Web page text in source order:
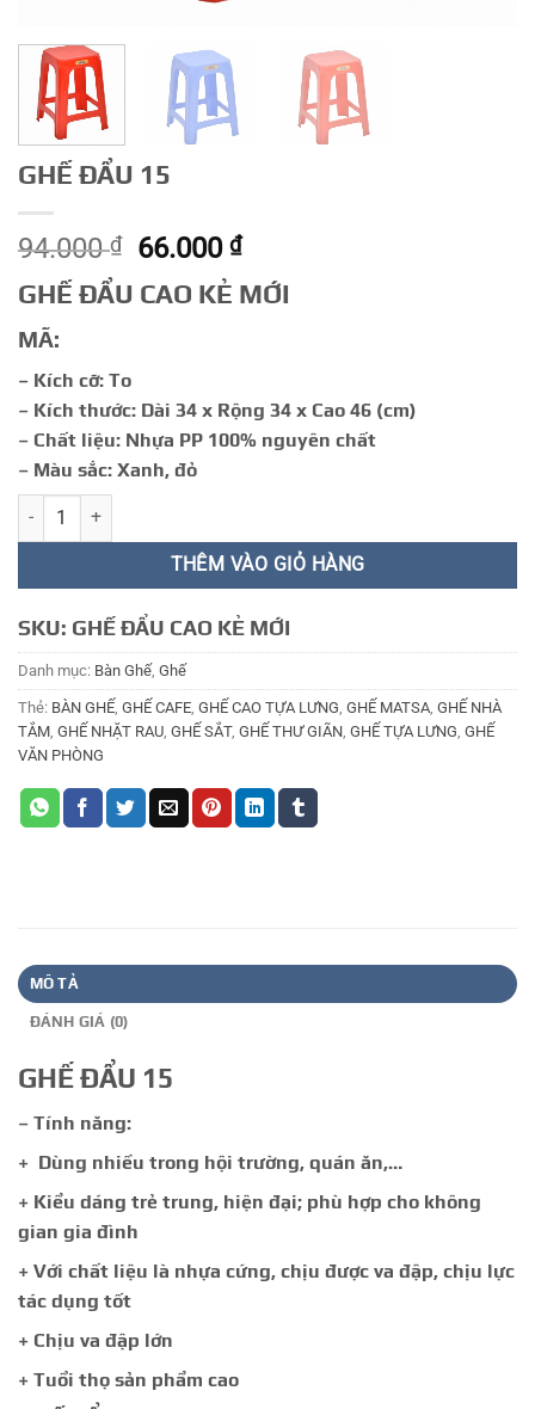
GHẾ ĐẨU 15
94.000₫
Giá
là:
66.000₫Giá
hiện
tại
GHẾ ĐẨU CAO KẺ MỚI
MÃ:
– Kích cỡ: To
– Kích thước: Dài 34 x Rộng 34 x Cao 46 (cm)
– Chất liệu: Nhựa PP 100% nguyên chất
– Màu sắc: Xanh, đỏ
GHẾ ĐẨU 15 số lượng
THÊM VÀO GIỎ HÀNG
SKU: GHẾ ĐẨU CAO KẺ MỚI
Danh mục: Bàn Ghế, Ghế
Thẻ: BÀN GHẾ GHẾ CAFE GHẾ CAO TỰA LƯNG GHẾ MATSA GHẾ NHÀ
TẮM GHẾ NHẶT RAU GHẾ SẮT, GHẾ THƯ GIÃN GHẾ TỰA LƯNG GHẾ
VĂN PHÒNG
MÔ TẢ
ĐÁNH GIÁ (0)
GHẾ ĐẨU 15
– Tính năng:
+ Dùng nhiều trong hội trường, quán ăn,…
+ Kiểu dáng trẻ trung, hiện đại; phù hợp cho không
gian gia đình
+ Với chất liệu là nhựa cứng, chịu được va đập, chịu lực
tác dụng tốt
+ Chịu va đập lớn
+ Tuổi thọ sản phẩm cao